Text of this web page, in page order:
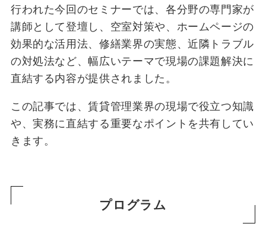
行われた今回のセミナーでは、各分野の専門家が
講師として登壇し、空室対策や、ホームページの
効果的な活用法、修繕業界の実態、近隣トラブル
の対処法など、幅広いテーマで現場の課題解決に
直結する内容が提供されました。
この記事では、賃貸管理業界の現場で役立つ知識
や、実務に直結する重要なポイントを共有してい
きます。
プログラム